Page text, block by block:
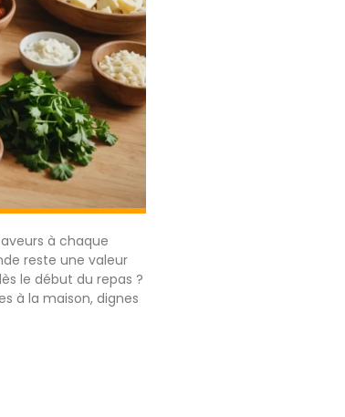
à chaque
reste une valeur
le début du repas ?
à la maison, dignes